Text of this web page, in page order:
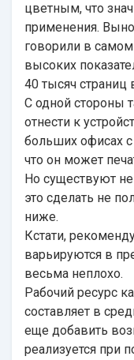
цветным, что
применения.
говорили в
высоких
40 тысяч страниц
С одной стороны
отнести к
больших офисах
что он может
Но существуют
это сделать не
ниже.
Кстати,
варьируются в
весьма неплохо.
Рабочий ресурс
составляет в
еще добавить
реализуется при